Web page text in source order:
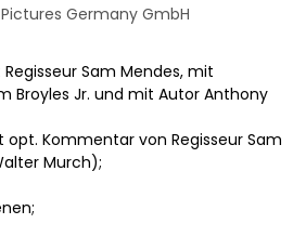
Germany GmbH
Sam Mendes, mit
Broyles Jr. und mit Autor Anthony
Kommentar von Regisseur Sam
Murch);